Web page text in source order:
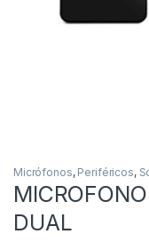
Micrófonos, Periféricos,
DUAL